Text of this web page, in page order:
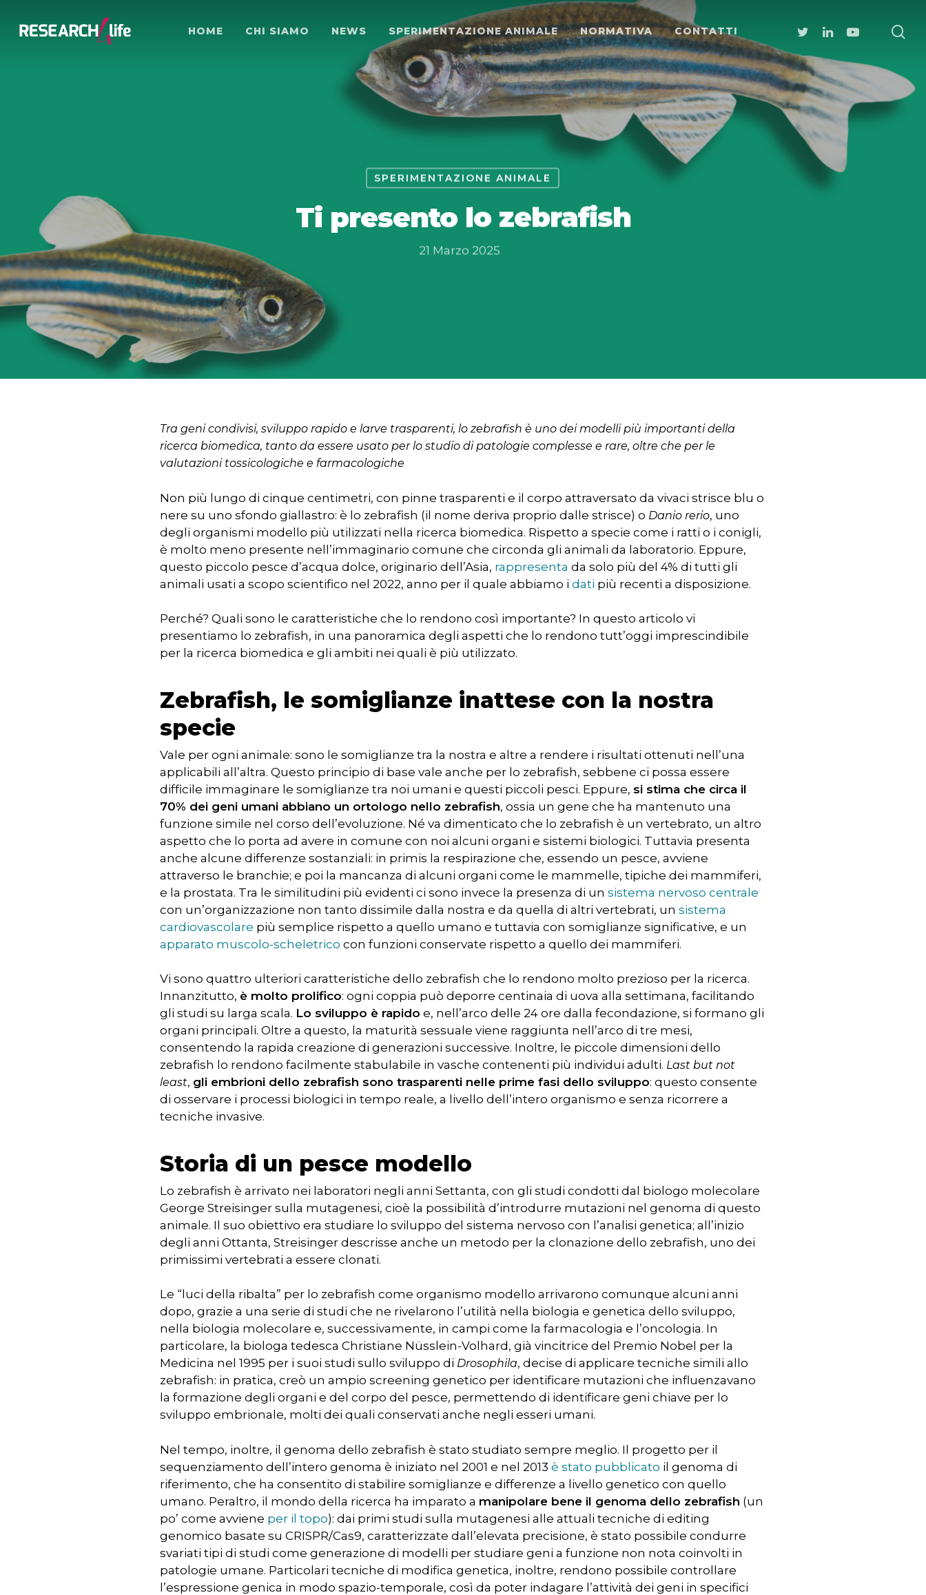
Premere INVIO per cercare o ESC per chiudere
HOME CHI SIAMO NEWS SPERIMENTAZIONE ANIMALE NORMATIVA CONTATTI
SPERIMENTAZIONE ANIMALE
Ti presento lo zebrafish
21 Marzo 2025
Tra geni condivisi, sviluppo rapido e larve trasparenti, lo zebrafish è uno dei modelli più importanti della
ricerca biomedica, tanto da essere usato per lo studio di patologie complesse e rare, oltre che per le
valutazioni tossicologiche e farmacologiche
Non più lungo di cinque centimetri, con pinne trasparenti e il corpo attraversato da vivaci strisce blu o
nere su uno sfondo giallastro: è lo zebrafish (il nome deriva proprio dalle strisce) o Danio rerio, uno
degli organismi modello più utilizzati nella ricerca biomedica. Rispetto a specie come i ratti o i conigli,
è molto meno presente nell’immaginario comune che circonda gli animali da laboratorio. Eppure,
questo piccolo pesce d’acqua dolce, originario dell’Asia, rappresenta da solo più del 4% di tutti gli
animali usati a scopo scientifico nel 2022, anno per il quale abbiamo i dati più recenti a disposizione.
Perché? Quali sono le caratteristiche che lo rendono così importante? In questo articolo vi
presentiamo lo zebrafish, in una panoramica degli aspetti che lo rendono tutt’oggi imprescindibile
per la ricerca biomedica e gli ambiti nei quali è più utilizzato.
Zebrafish, le somiglianze inattese con la nostra
specie
Vale per ogni animale: sono le somiglianze tra la nostra e altre a rendere i risultati ottenuti nell’una
applicabili all’altra. Questo principio di base vale anche per lo zebrafish, sebbene ci possa essere
difficile immaginare le somiglianze tra noi umani e questi piccoli pesci. Eppure, si stima che circa il
70% dei geni umani abbiano un ortologo nello zebrafish, ossia un gene che ha mantenuto una
funzione simile nel corso dell’evoluzione. Né va dimenticato che lo zebrafish è un vertebrato, un altro
aspetto che lo porta ad avere in comune con noi alcuni organi e sistemi biologici. Tuttavia presenta
anche alcune differenze sostanziali: in primis la respirazione che, essendo un pesce, avviene
attraverso le branchie; e poi la mancanza di alcuni organi come le mammelle, tipiche dei mammiferi,
e la prostata. Tra le similitudini più evidenti ci sono invece la presenza di un sistema nervoso centrale
con un’organizzazione non tanto dissimile dalla nostra e da quella di altri vertebrati, un sistema
cardiovascolare più semplice rispetto a quello umano e tuttavia con somiglianze significative, e un
apparato muscolo-scheletrico con funzioni conservate rispetto a quello dei mammiferi.
Vi sono quattro ulteriori caratteristiche dello zebrafish che lo rendono molto prezioso per la ricerca.
Innanzitutto, è molto prolifico: ogni coppia può deporre centinaia di uova alla settimana, facilitando
gli studi su larga scala. Lo sviluppo è rapido e, nell’arco delle 24 ore dalla fecondazione, si formano gli
organi principali. Oltre a questo, la maturità sessuale viene raggiunta nell’arco di tre mesi,
consentendo la rapida creazione di generazioni successive. Inoltre, le piccole dimensioni dello
zebrafish lo rendono facilmente stabulabile in vasche contenenti più individui adulti. Last but not
least, gli embrioni dello zebrafish sono trasparenti nelle prime fasi dello sviluppo: questo consente
di osservare i processi biologici in tempo reale, a livello dell’intero organismo e senza ricorrere a
tecniche invasive.
Storia di un pesce modello
Lo zebrafish è arrivato nei laboratori negli anni Settanta, con gli studi condotti dal biologo molecolare
George Streisinger sulla mutagenesi, cioè la possibilità d’introdurre mutazioni nel genoma di questo
animale. Il suo obiettivo era studiare lo sviluppo del sistema nervoso con l’analisi genetica; all’inizio
degli anni Ottanta, Streisinger descrisse anche un metodo per la clonazione dello zebrafish, uno dei
primissimi vertebrati a essere clonati.
Le “luci della ribalta” per lo zebrafish come organismo modello arrivarono comunque alcuni anni
dopo, grazie a una serie di studi che ne rivelarono l’utilità nella biologia e genetica dello sviluppo,
nella biologia molecolare e, successivamente, in campi come la farmacologia e l’oncologia. In
particolare, la biologa tedesca Christiane Nüsslein-Volhard, già vincitrice del Premio Nobel per la
Medicina nel 1995 per i suoi studi sullo sviluppo di Drosophila, decise di applicare tecniche simili allo
zebrafish: in pratica, creò un ampio screening genetico per identificare mutazioni che influenzavano
la formazione degli organi e del corpo del pesce, permettendo di identificare geni chiave per lo
sviluppo embrionale, molti dei quali conservati anche negli esseri umani.
Nel tempo, inoltre, il genoma dello zebrafish è stato studiato sempre meglio. Il progetto per il
sequenziamento dell’intero genoma è iniziato nel 2001 e nel 2013 è stato pubblicato il genoma di
riferimento, che ha consentito di stabilire somiglianze e differenze a livello genetico con quello
umano. Peraltro, il mondo della ricerca ha imparato a manipolare bene il genoma dello zebrafish (un
po’ come avviene per il topo): dai primi studi sulla mutagenesi alle attuali tecniche di editing
genomico basate su CRISPR/Cas9, caratterizzate dall’elevata precisione, è stato possibile condurre
svariati tipi di studi come generazione di modelli per studiare geni a funzione non nota coinvolti in
patologie umane. Particolari tecniche di modifica genetica, inoltre, rendono possibile controllare
l’espressione genica in modo spazio-temporale, così da poter indagare l’attività dei geni in specifici